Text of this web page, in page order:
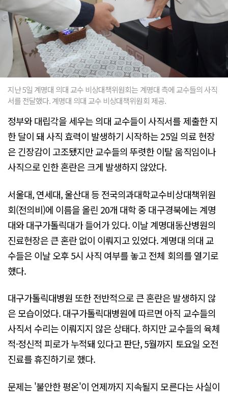
지난 5일 계명대 의대 교수 비상대책위원회는 계명대 측에 교수들의 사직
서를 전달했다. 계명대 의대 교수 비상대책위원회 제공.
정부와 대립각을 세우는 의대 교수들이 사직서를 제출한 지
한 달이 돼 사직 효력이 발생하기 시작하는 25일 의료 현장
은 긴장감이 고조됐지만 교수들의 뚜렷한 이탈 움직임이나
사직으로 인한 혼란은 크게 발생하지 않았다.
서울대, 연세대, 울산대 등 전국의과대학교수비상대책위원
회(전의비)에 이름을 올린 20개 대학 중 대구경북에는 계명
대와 대구가톨릭대가 들어가 있다. 이날 계명대동산병원의
진료현장은 큰 혼란 없이 이뤄지고 있었다. 계명대 의대 교
수들은 이날 오후 5시 사직 여부를 놓고 전체 회의를 열기로
했다.
대구가톨릭대병원 또한 전반적으로 큰 혼란은 발생하지 않
은 모습이었다. 대구가톨릭대병원에 따르면 아직 교수들의
사직서 수리는 이뤄지지 않은 상태다. 하지만 교수들의 육체
적·정신적 피로가 누적돼 있다고 판단, 5월까지 토요일 오전
진료를 휴진하기로 했다.
문제는 '불안한 평온'이 언제까지 지속될지 모른다는 사실이